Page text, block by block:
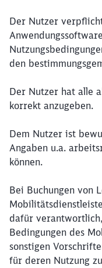
Der Nutzer
den
Der Nutzer hat alle
korrekt anzugeben.
Dem Nutzer ist
Angaben u.a.
können.
Bei Buchungen von
dafür
Bedingungen des
sonstigen
für deren Nutzung